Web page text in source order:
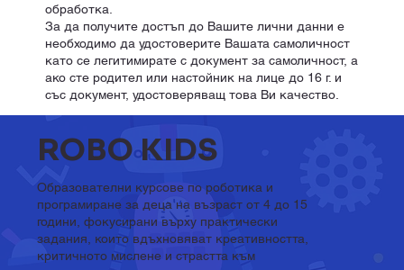
обработка.
За да получите достъп до Вашите лични данни е
необходимо да удостоверите Вашата самоличност
като се легитимирате с документ за самоличност, а
ако сте родител или настойник на лице до 16 г. и
със документ, удостоверяващ това Ви качество.
ROBO KIDS
Образователни курсове по роботика и
програмиране за деца на възраст от 4 до 15
години, фокусирани върху практически
задания, които вдъхновяват креативността,
критичното мислене и страстта към